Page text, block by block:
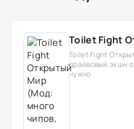
Toilet Fight
драйвовый экшн
нужно